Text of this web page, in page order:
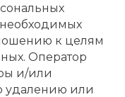
необходимых
к целям
Оператор
и/или
удалению или